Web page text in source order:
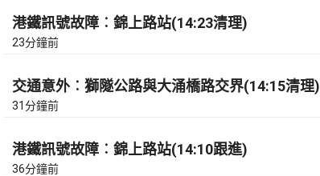
港鐵訊號故障︰錦上路站(14:23清理)
23分鐘前
交通意外︰獅隧公路與大涌橋路交界(14:15清理)
31分鐘前
港鐵訊號故障︰錦上路站(14:10跟進)
36分鐘前